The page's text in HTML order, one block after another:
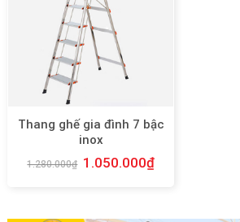
Thang ghế gia đình 7 bậc
inox
1.280.000₫ 1.050.000₫